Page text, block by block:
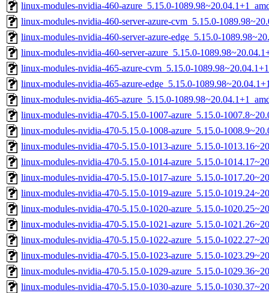
linux-modules-nvidia-460-azure_5.15.0-
linux-modules-nvidia-460-server-azure-cvm_5.15.0-
linux-modules-nvidia-460-server-azure-edge_5.15.0-
linux-modules-nvidia-460-server-azure_5.15.0-
linux-modules-nvidia-465-azure-cvm_5.15.0-
linux-modules-nvidia-465-azure-edge_5.15.0-
linux-modules-nvidia-465-azure_5.15.0-
linux-modules-nvidia-470-5.15.0-1007-azure_5.15.0-
linux-modules-nvidia-470-5.15.0-1008-azure_5.15.0-
linux-modules-nvidia-470-5.15.0-1013-azure_5.15.0-
linux-modules-nvidia-470-5.15.0-1014-azure_5.15.0-
linux-modules-nvidia-470-5.15.0-1017-azure_5.15.0-
linux-modules-nvidia-470-5.15.0-1019-azure_5.15.0-
linux-modules-nvidia-470-5.15.0-1020-azure_5.15.0-
linux-modules-nvidia-470-5.15.0-1021-azure_5.15.0-
linux-modules-nvidia-470-5.15.0-1022-azure_5.15.0-
linux-modules-nvidia-470-5.15.0-1023-azure_5.15.0-
linux-modules-nvidia-470-5.15.0-1029-azure_5.15.0-
linux-modules-nvidia-470-5.15.0-1030-azure_5.15.0-